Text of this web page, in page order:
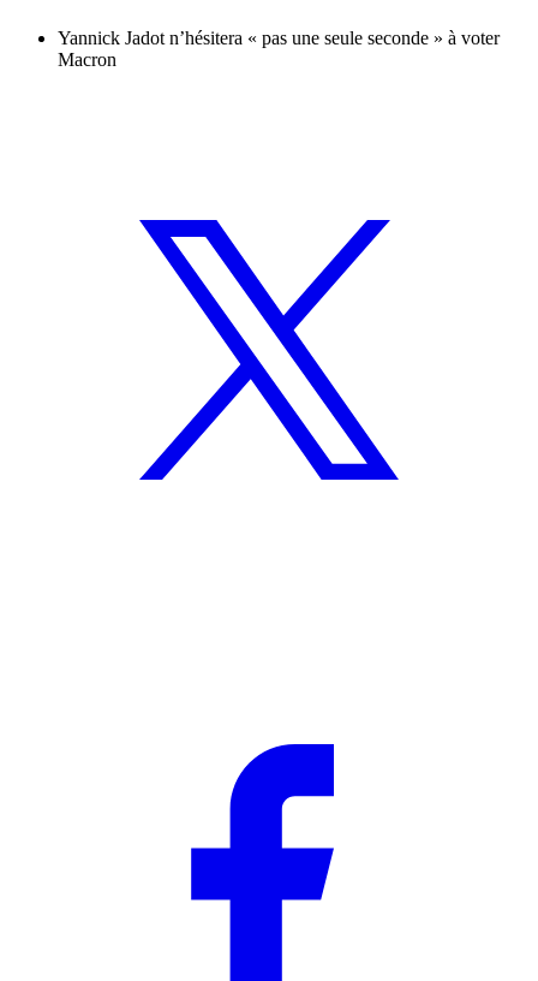
Yannick Jadot n’hésitera « pas une seule seconde » à voter
Macron